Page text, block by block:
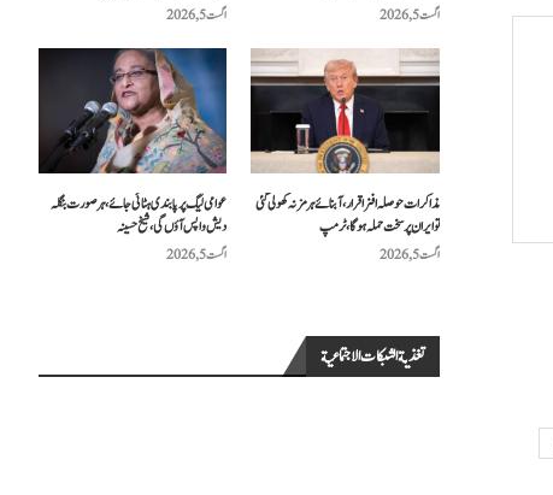
اگست 5, 2026 اگست 5, 2026
عوامی لیگ پر پابندی ہٹائی جائے، ہر صورت بنگلہ
دیش واپس آؤں گی، شیخ حسینہ
اگست 5, 2026
مذاکرات حوصلہ افزا قرار،آبنائے ہرمز نہ کھولی گئی
تو ایران پر سخت حملہ ہوگا، ٹرمپ
اگست 5, 2026
تغذية الشبكات الاجتماعية